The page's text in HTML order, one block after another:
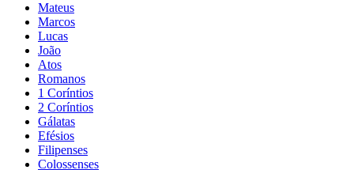
Mateus
Marcos
Lucas
João
Atos
Romanos
1 Coríntios
2 Coríntios
Gálatas
Efésios
Filipenses
Colossenses